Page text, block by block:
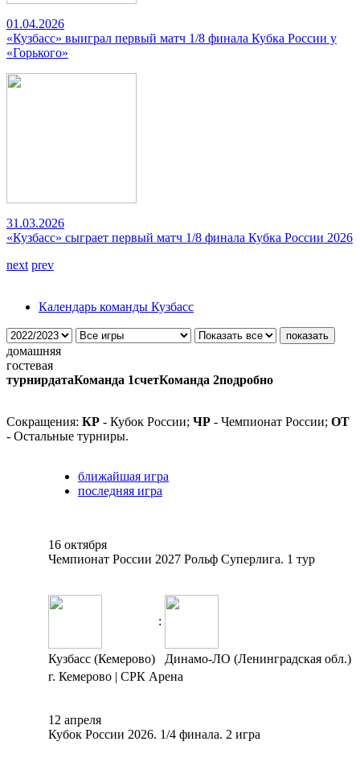
01.04.2026
«Кузбасс» выиграл первый матч 1/8 финала Кубка России у
«Горького»
31.03.2026
«Кузбасс» сыграет первый матч 1/8 финала Кубка России 2026
next prev
Календарь команды Кузбасс
домашняя
гостевая
турнирдатаКоманда 1счетКоманда 2подробно
Сокращения: КР - Кубок России; ЧР - Чемпионат России; ОТ
- Остальные турниры.
ближайшая игра
последняя игра
16 октября
Чемпионат России 2027 Рольф Суперлига. 1 тур
:
Кузбасс (Кемерово)
Динамо-ЛО (Ленинградская обл.)
г. Кемерово | СРК Арена
12 апреля
Кубок России 2026. 1/4 финала. 2 игра